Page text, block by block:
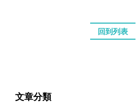
回到列表
文章分類